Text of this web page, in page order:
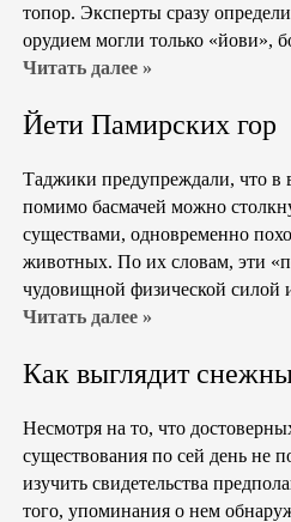
топор. Эксперты сразу
орудием могли только «йови»,
Читать далее »
Йети Памирских гор
Таджики предупреждали, что в
помимо басмачей можно
существами, одновременно
животных. По их словам, эти
чудовищной физической силой
Читать далее »
Как выглядит
Несмотря на то, что
существования по сей день не
изучить свидетельства
того, упоминания о нем